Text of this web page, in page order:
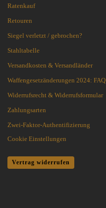
Ratenkauf
Retouren
Siegel verletzt / gebrochen?
Stahltabelle
Versandkosten & Versandländer
Waffengesetzänderungen 2024: FAQ
Widerrufsrecht & Widerrufsformular
Zahlungsarten
Zwei-Faktor-Authentifizierung
Cookie Einstellungen
Vertrag widerrufen